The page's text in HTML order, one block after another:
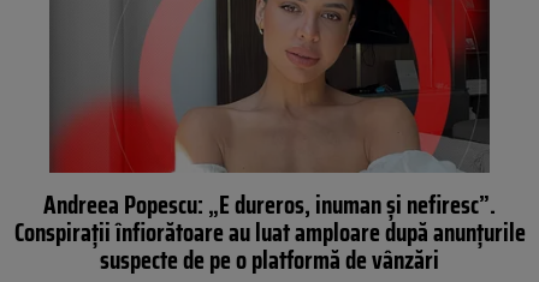
Andreea Popescu: „E dureros, inuman și nefiresc”.
Conspirații înfiorătoare au luat amploare după anunțurile
suspecte de pe o platformă de vânzări